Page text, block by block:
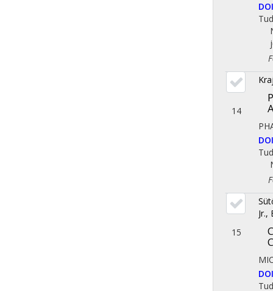
DOI
14
DOI
15
Jr.,
DOI